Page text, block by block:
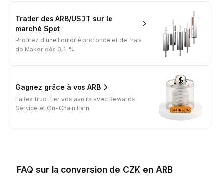
Trader des ARB/USDT sur le
marché Spot
Profitez d'une liquidité profonde et de frais
de Maker dès 0,1 %.
Gagnez grâce à vos ARB
Faites fructifier vos avoirs avec Rewards
Service et On-Chain Earn.
FAQ sur la conversion de CZK en ARB